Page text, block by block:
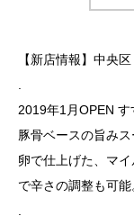
【新店情報】中央
2019年1月OPEN す
豚骨ベースの旨み
卵で仕上げた、マ
で辛さの調整も可能